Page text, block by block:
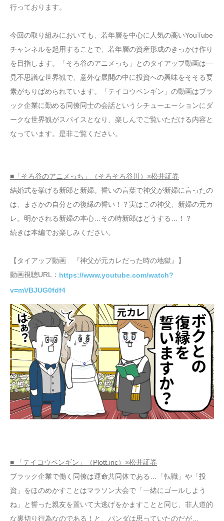
行っております。
今回の取り組みにおいても、若年層を中心に人気の高いYouTube
チャンネルを起用することで、若年層の資産形成のきっかけ作り
を目指します。「そろ谷のアニメっち」とのタイアップ動画は一
見不思議な世界観で、意外な展開の中に投資への興味をそそる要
素がちりばめられています。「テイコウペンギン」の動画はブラ
ック企業に勤める同僚同士の会話というシチューエーションにダ
ークな世界観がスパイスとなり、楽しんでご覧いただける内容と
なっています。是非ご覧ください。
■「そろ谷のアニメっち」（そろそろ谷川）×松井証券
結婚式を挙げる新郎と新婦。誓いの言葉で神父が新婦に言ったの
は、まさかの自分との復縁の誓い！？実はこの神父、新婦の元カ
レ。明かされる新婦の本心…その時新郎はどうする…！？
続きは本編でお楽しみください。
【タイアップ動画 『神父が元カレだった時の地獄』】
動画視聴URL： https://www.youtube.com/watch?
v=mVBJUG0fdf4
■ 「テイコウペンギン」（Plott.inc）×松井証券
ブラック企業で働く同僚は運命共同体である…「転職」や「投
資」をほのめかすことはマラソン大会で「一緒にゴールしよう
ね」と誓った親友を置いて大逃げをかますことと同じ、非人道的
な裏切り行為なのである！と、パンダは思っていたのだが…